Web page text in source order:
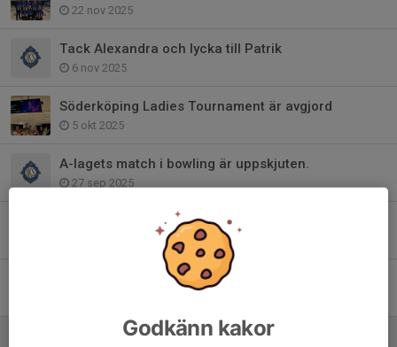
22 nov 2025
Tack Alexandra och lycka till Patrik
6 nov 2025
Söderköping Ladies Tournament är avgjord
5 okt 2025
A-lagets match i bowling är uppskjuten.
27 sep 2025
Sleipner tvåa i Challenge Cup
Ny säsong startar
Bowlingsektionens årsmöte
Godkänn kakor